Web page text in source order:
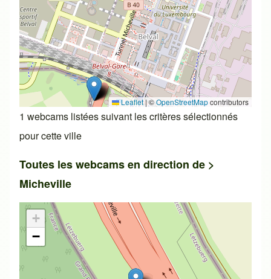
Leaflet|©OpenStreetMapcontributors
1 webcams listées suivant les critères sélectionnés
pour cette ville
Toutes les webcams en direction de >
Micheville
+
−